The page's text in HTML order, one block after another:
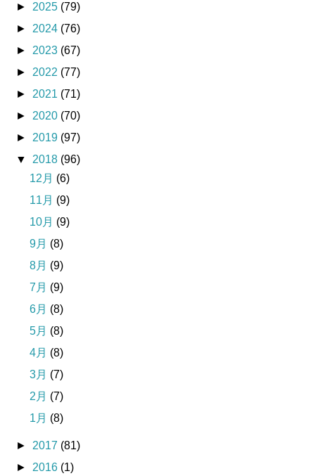
► 2025 (79)
► 2024 (76)
► 2023 (67)
► 2022 (77)
► 2021 (71)
► 2020 (70)
► 2019 (97)
▼ 2018 (96)
12月 (6)
11月 (9)
10月 (9)
9月 (8)
8月 (9)
7月 (9)
6月 (8)
5月 (8)
4月 (8)
3月 (7)
2月 (7)
1月 (8)
► 2017 (81)
► 2016 (1)